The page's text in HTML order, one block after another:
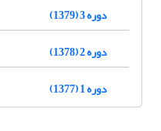
دوره 3 (1379)
دوره 2 (1378)
دوره 1 (1377)